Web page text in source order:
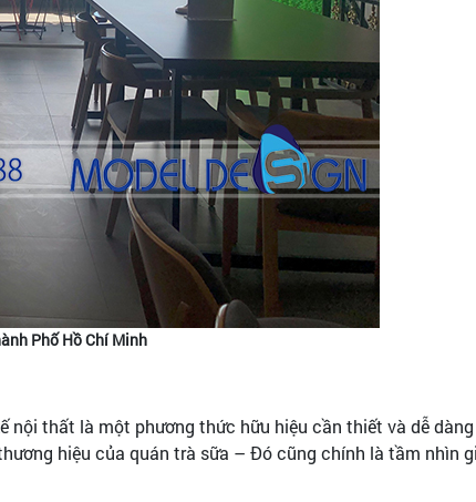
Phố Hồ Chí Minh
thất là một phương thức hữu hiệu cần thiết và dễ
hiệu của quán trà sữa – Đó cũng chính là tầm nhìn